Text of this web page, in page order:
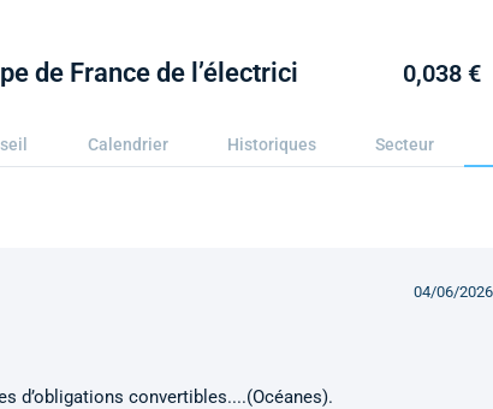
de France de l’électrici 0,038 €
Calendrier Historiques Secteur
04/06/
d’obligations convertibles....(Océanes).